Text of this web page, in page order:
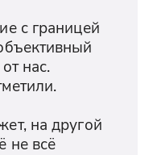
с границей
нас.
на другой
не всё